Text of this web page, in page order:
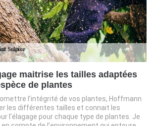
maitrise les tailles adaptées
de plantes
l’intégrité de vos plantes, Hoffmann
les différentes tailles et connait les
l’élagage pour chaque type de plantes. Je